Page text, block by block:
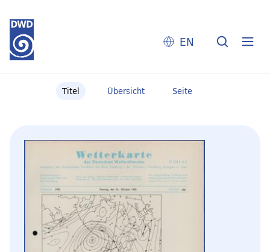
EN
Titel Übersicht Seite